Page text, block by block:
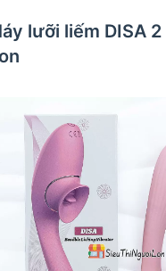
lưỡi liếm DISA 2